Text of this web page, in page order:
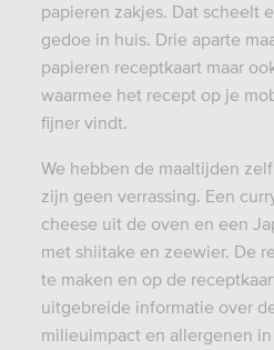
papieren zakjes. Dat scheelt
gedoe in huis. Drie aparte
papieren receptkaart maar
waarmee het recept op je
fijner vindt.
We hebben de maaltijden
zijn geen verrassing. Een
cheese uit de oven en een
met shiitake en zeewier. De
te maken en op de
uitgebreide informatie over
milieuimpact en allergenen